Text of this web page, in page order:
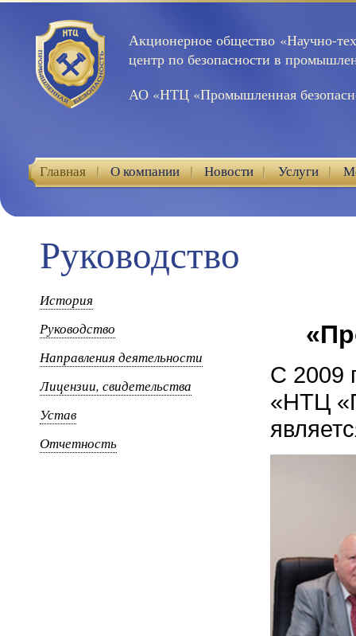
Акционерное общество «Научно-
центр по безопасности в
АО «НТЦ «Промышленная
Главная О компании Новости Услуги
Руководство
История
Руководство
Направления деятельности
Лицензии, свидетельства
Устав
Отчетность
С 2009
«НТЦ